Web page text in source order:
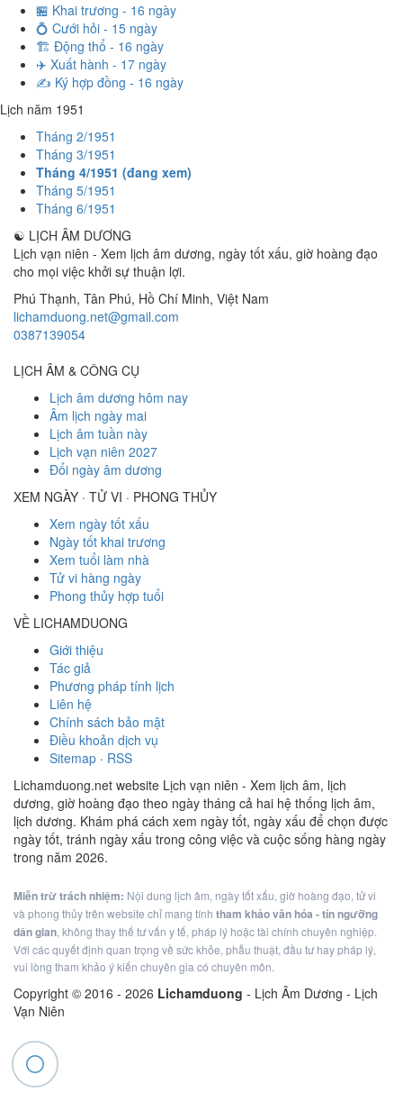
🏪 Khai trương - 16 ngày
💍 Cưới hỏi - 15 ngày
🏗️ Động thổ - 16 ngày
✈️ Xuất hành - 17 ngày
✍️ Ký hợp đồng - 16 ngày
Lịch năm 1951
Tháng 2/1951
Tháng 3/1951
Tháng 4/1951 (đang xem)
Tháng 5/1951
Tháng 6/1951
☯ LỊCH ÂM DƯƠNG
Lịch vạn niên - Xem lịch âm dương, ngày tốt xấu, giờ hoàng đạo
cho mọi việc khởi sự thuận lợi.
Phú Thạnh, Tân Phú, Hồ Chí Minh, Việt Nam
lichamduong.net@gmail.com
0387139054
LỊCH ÂM & CÔNG CỤ
Lịch âm dương hôm nay
Âm lịch ngày mai
Lịch âm tuần này
Lịch vạn niên 2027
Đổi ngày âm dương
XEM NGÀY · TỬ VI · PHONG THỦY
Xem ngày tốt xấu
Ngày tốt khai trương
Xem tuổi làm nhà
Tử vi hàng ngày
Phong thủy hợp tuổi
VỀ LICHAMDUONG
Giới thiệu
Tác giả
Phương pháp tính lịch
Liên hệ
Chính sách bảo mật
Điều khoản dịch vụ
Sitemap · RSS
Lichamduong.net website Lịch vạn niên - Xem lịch âm, lịch
dương, giờ hoàng đạo theo ngày tháng cả hai hệ thống lịch âm,
lịch dương. Khám phá cách xem ngày tốt, ngày xấu để chọn được
ngày tốt, tránh ngày xấu trong công việc và cuộc sống hàng ngày
trong năm 2026.
Miễn trừ trách nhiệm: Nội dung lịch âm, ngày tốt xấu, giờ hoàng đạo, tử vi
và phong thủy trên website chỉ mang tính tham khảo văn hóa - tín ngưỡng
dân gian, không thay thế tư vấn y tế, pháp lý hoặc tài chính chuyên nghiệp.
Với các quyết định quan trọng về sức khỏe, phẫu thuật, đầu tư hay pháp lý,
vui lòng tham khảo ý kiến chuyên gia có chuyên môn.
Copyright © 2016 - 2026 Lichamduong - Lịch Âm Dương - Lịch
Vạn Niên